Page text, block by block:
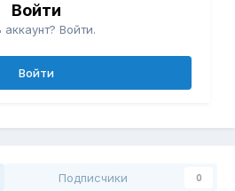
Войти
аккаунт? Войти.
Войти
Подписчики 0